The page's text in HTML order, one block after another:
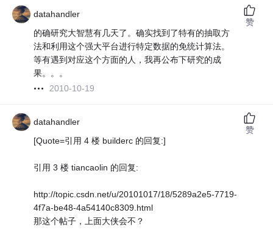
datahandler
的确研究大智慧有几天了。确实找到了特有的抽取方
法和利用这个强大平台进行特定数据的免统计算法。
等有遇到对应这个方面的人，我再公布下研究的成
果。。。
2010-10-19
赞
datahandler
[Quote=引用 4 楼 builderc 的回复:]
引用 3 楼 tiancaolin 的回复:
http://topic.csdn.net/u/20101017/18/5289a2e5-7719-
4f7a-be48-4a54140c8309.html
那这个帖子，上面大侠会不？
赞